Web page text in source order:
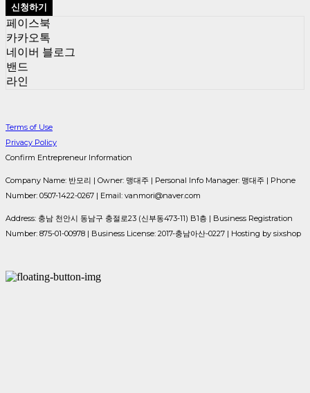
신청하기
페이스북
카카오톡
네이버 블로그
밴드
라인
Terms of Use
Privacy Policy
Confirm Entrepreneur Information
Company Name: 반모리 | Owner: 맹대주 | Personal Info Manager: 맹대주 | Phone
Number: 0507-1422-0267 | Email: vanmori@naver.com
Address: 충남 천안시 동남구 충절로23 (신부동473-11) B1층 | Business Registration
Number: 875-01-00978 | Business License: 2017-충남아산-0227 | Hosting by sixshop